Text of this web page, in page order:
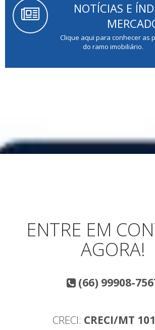
NOTÍCIAS E
Clique aqui para conhecer as
do ramo imobiliário.
ENTRE EM
AGORA!
(66) 99908-
CRECI: CRECI/MT